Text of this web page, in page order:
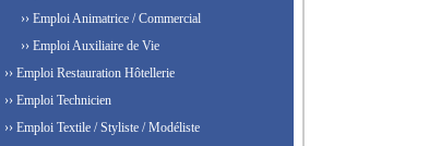
›› Emploi Animatrice / Commercial
›› Emploi Auxiliaire de Vie
›› Emploi Restauration Hôtellerie
›› Emploi Technicien
›› Emploi Textile / Styliste / Modéliste